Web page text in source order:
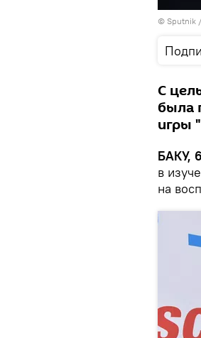
© Sputnik
С
была
игры
БАКУ,
в
на